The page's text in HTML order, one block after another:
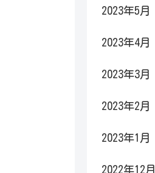
2023年5月
2023年4月
2023年3月
2023年2月
2023年1月
2022年12月